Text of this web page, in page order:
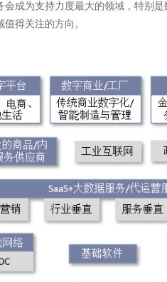
会成为支持力度最大的领域，特别
得关注的方向。